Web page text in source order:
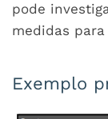
pode
medidas
Exemplo